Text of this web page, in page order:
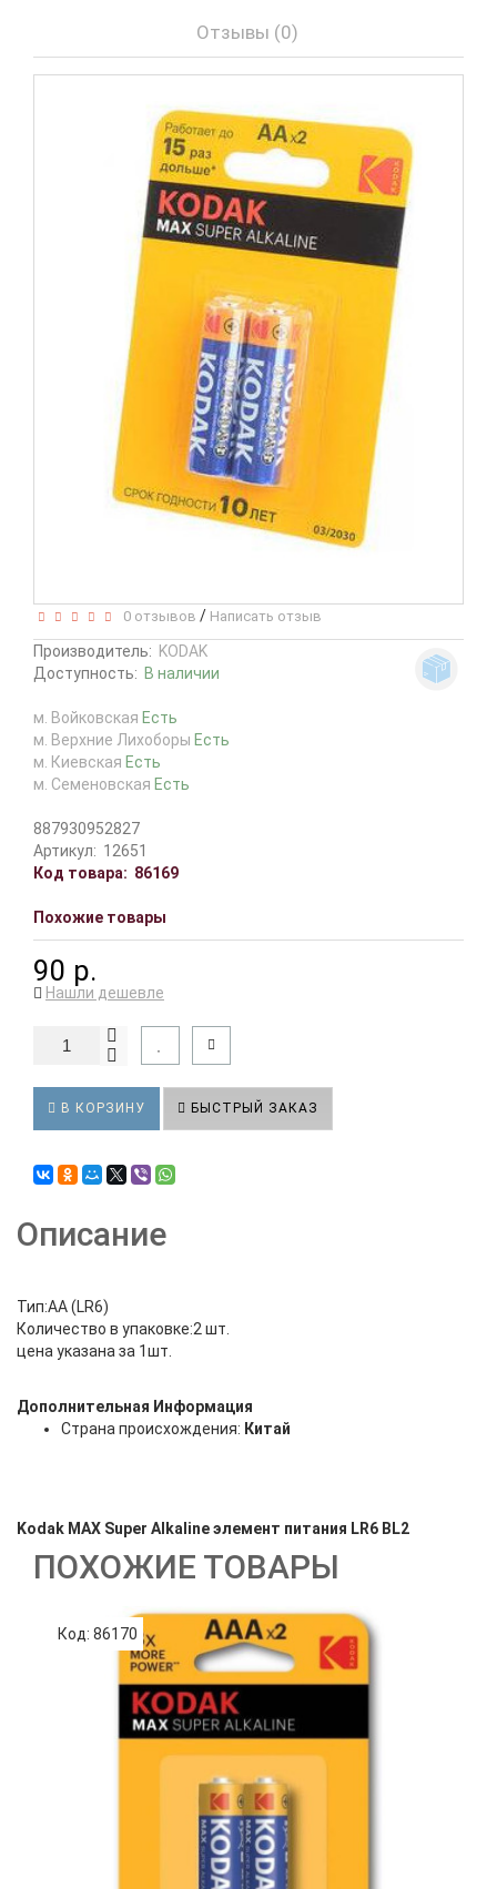
Отзывы (0)
0 отзывов / Написать отзыв
Производитель: KODAK
Доступность: В наличии
м. Войковская Есть
м. Верхние Лихоборы Есть
м. Киевская Есть
м. Семеновская Есть
887930952827
Артикул: 12651
Код товара: 86169
Похожие товары
90 р.
Нашли дешевле
В КОРЗИНУ БЫСТРЫЙ ЗАКАЗ
Описание
Тип:AA (LR6)
Количество в упаковке:2 шт.
цена указана за 1шт.
Дополнительная Информация
Страна происхождения: Китай
Kodak MAX Super Alkaline элемент питания LR6 BL2
ПОХОЖИЕ ТОВАРЫ
Код: 86170